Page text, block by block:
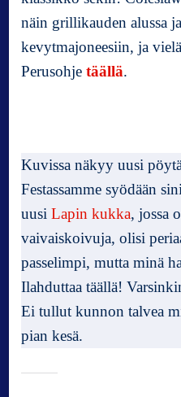
näin grillikauden alussa
kevytmajoneesiin, ja
Perusohje täällä.
Kuvissa näkyy uusi
Festassamme syödään
uusiLapin kukka, jossa
vaivaiskoivuja, olisi
passelimpi, mutta minä
Ilahduttaa täällä!
Ei tullut kunnon talvea
pian kesä.